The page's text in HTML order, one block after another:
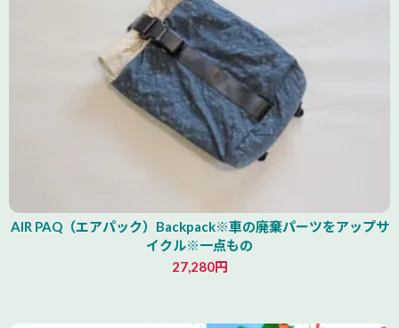
AIR PAQ（エアパック）Backpack※車の廃棄パーツをアップサ
イクル※一点もの
27,280円